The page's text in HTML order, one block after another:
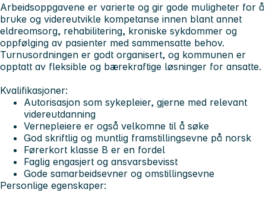
Arbeidsoppgavene er varierte og gir gode muligheter for å
bruke og videreutvikle kompetanse innen blant annet
eldreomsorg, rehabilitering, kroniske sykdommer og
oppfølging av pasienter med sammensatte behov.
Turnusordningen er godt organisert, og kommunen er
opptatt av fleksible og bærekraftige løsninger for ansatte.
Kvalifikasjoner:
Autorisasjon som sykepleier, gjerne med relevant
videreutdanning
Vernepleiere er også velkomne til å søke
God skriftlig og muntlig framstillingsevne på norsk
Førerkort klasse B er en fordel
Faglig engasjert og ansvarsbevisst
Gode samarbeidsevner og omstillingsevne
Personlige egenskaper: